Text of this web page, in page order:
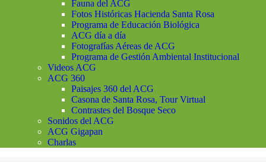
Fauna del ACG
Fotos Históricas Hacienda Santa Rosa
Programa de Educación Biológica
ACG día a día
Fotografías Aéreas de ACG
Programa de Gestión Ambiental Institucional
Videos ACG
ACG 360
Paisajes 360 del ACG
Casona de Santa Rosa, Tour Virtual
Contrastes del Bosque Seco
Sonidos del ACG
ACG Gigapan
Charlas